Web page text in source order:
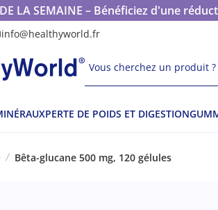
LA SEMAINE – Bénéficiez d'une
info@healthyworld.fr
Vous cherchez un produit
PERTE DE POIDS ET DIGESTION
Bêta-glucane 500 mg, 120 gélules